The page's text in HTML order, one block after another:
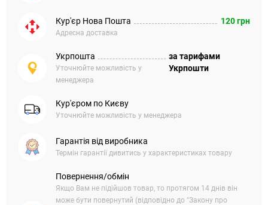
Кур'єр Нова Пошта
Адресна доставка
120 грн
Укрпошта
Уточнюйте можливість у
менеджера
за тарифами
Укрпошти
Кур'єром по Києву
Уточнюйте можливість у менеджера
Гарантія від виробника
Термін гарантії дивитись у характеристиках товару
Повернення/обмін
Якщо Вам не підійшов товар, то протягом 14 днів він
може бути повернутий (відповідно до "Закону про